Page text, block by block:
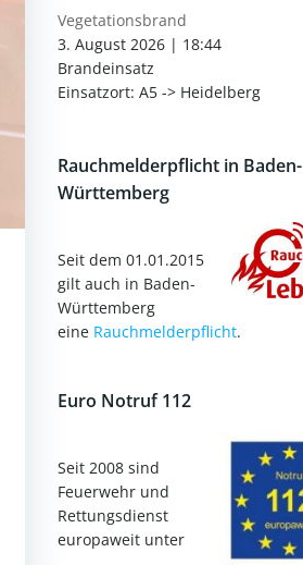
Vegetationsbrand
3. August 2026 | 18:44
Brandeinsatz
Einsatzort: A5 -> Heidelberg
Rauchmelderpflicht in Baden-
Württemberg
Seit dem 01.01.2015
gilt auch in Baden-
Württemberg
eine Rauchmelderpflicht.
Euro Notruf 112
Seit 2008 sind
Feuerwehr und
Rettungsdienst
europaweit unter